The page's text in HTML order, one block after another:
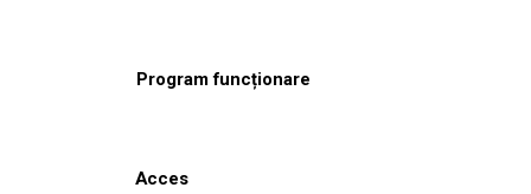
Program funcționare
Acces